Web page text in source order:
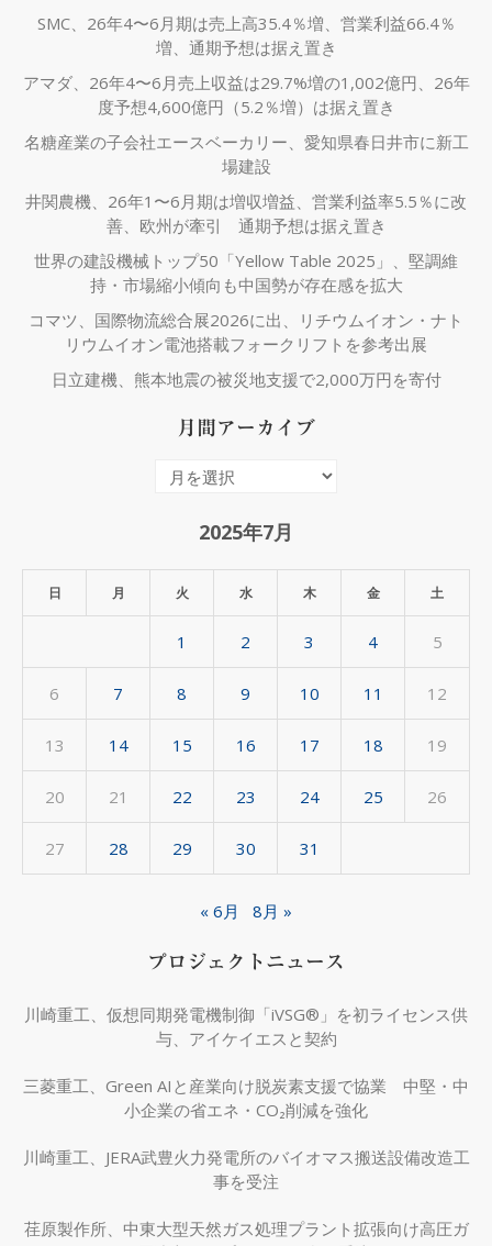
SMC、26年4〜6月期は売上高35.4％増、営業利益66.4％
増、通期予想は据え置き
アマダ、26年4〜6月売上収益は29.7%増の1,002億円、26年
度予想4,600億円（5.2％増）は据え置き
名糖産業の子会社エースベーカリー、愛知県春日井市に新工
場建設
井関農機、26年1〜6月期は増収増益、営業利益率5.5％に改
善、欧州が牽引 通期予想は据え置き
世界の建設機械トップ50「Yellow Table 2025」、堅調維
持・市場縮小傾向も中国勢が存在感を拡大
コマツ、国際物流総合展2026に出、リチウムイオン・ナト
リウムイオン電池搭載フォークリフトを参考出展
日立建機、熊本地震の被災地支援で2,000万円を寄付
月間アーカイブ
イ
2025年7月
日 月 火 水 木 金 土
1 2 3 4 5
6 7 8 9 10 11 12
13 14 15 16 17 18 19
20 21 22 23 24 25 26
27 28 29 30 31
« 6月 8月 »
プロジェクトニュース
川崎重工、仮想同期発電機制御「iVSG®」を初ライセンス供
与、アイケイエスと契約
三菱重工、Green AIと産業向け脱炭素支援で協業 中堅・中
小企業の省エネ・CO₂削減を強化
川崎重工、JERA武豊火力発電所のバイオマス搬送設備改造工
事を受注
荏原製作所、中東大型天然ガス処理プラント拡張向け高圧ガ